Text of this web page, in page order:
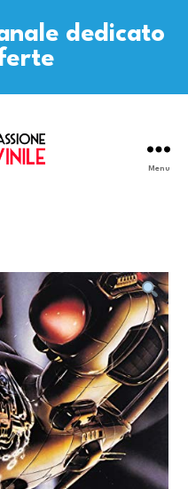
dedicato
Menu